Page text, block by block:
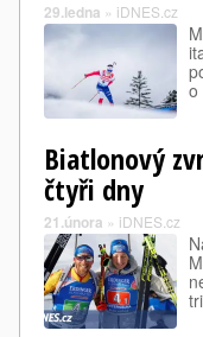
29.ledna » iDNES.cz
o
Biatlonový
čtyři dny
21.února » iDNES.cz